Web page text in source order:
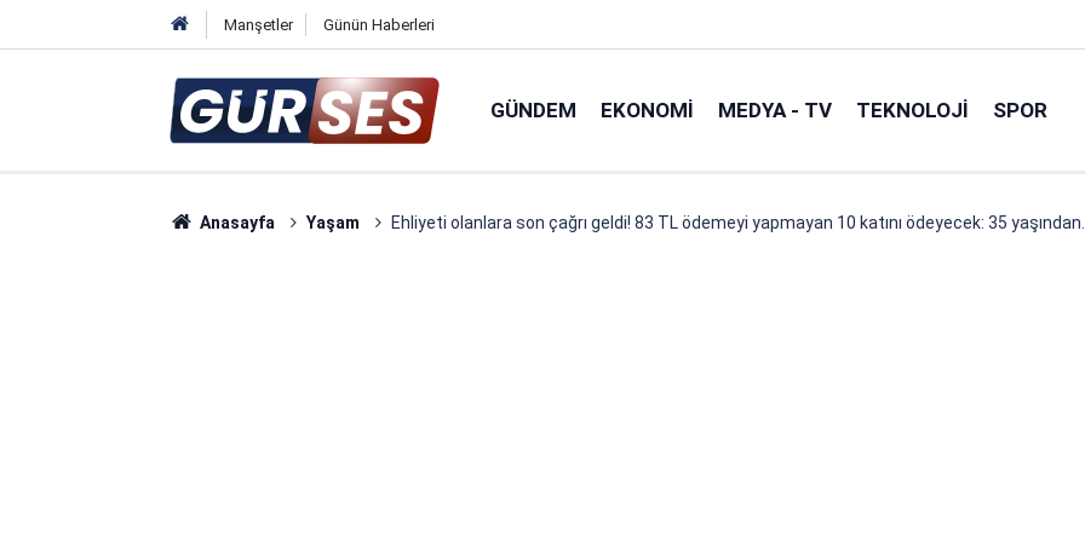
Manşetler Günün Haberleri
GÜNDEM EKONOMI MEDYA - TV TEKNOLOJI SPOR
Anasayfa Yaşam Ehliyeti olanlara son çağrı geldi! 83 TL ödemeyi yapmayan 10 katını ödeyecek: 35